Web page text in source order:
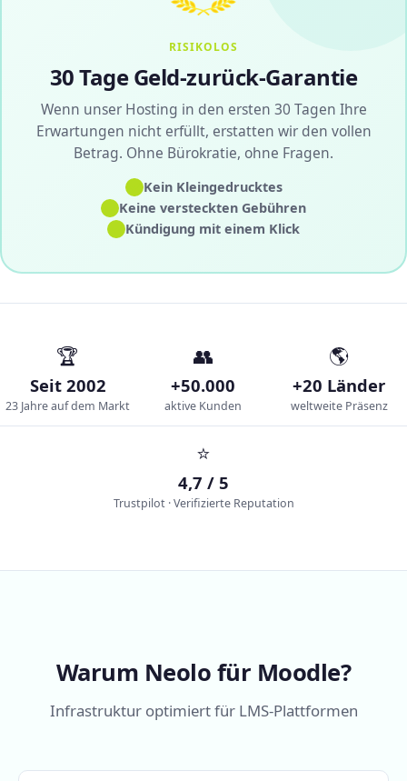
RISIKOLOS
30 Tage Geld-zurück-Garantie
Wenn unser Hosting in den ersten 30 Tagen Ihre
Erwartungen nicht erfüllt, erstatten wir den vollen
Betrag. Ohne Bürokratie, ohne Fragen.
✓Kein Kleingedrucktes
✓ Keine versteckten Gebühren
✓ Kündigung mit einem Klick
🏆
Seit 2002
23 Jahre auf dem Markt
👥
+50.000
aktive Kunden
🌎
+20 Länder
weltweite Präsenz
⭐
4,7 / 5
Trustpilot · Verifizierte Reputation
Warum Neolo für Moodle?
Infrastruktur optimiert für LMS-Plattformen